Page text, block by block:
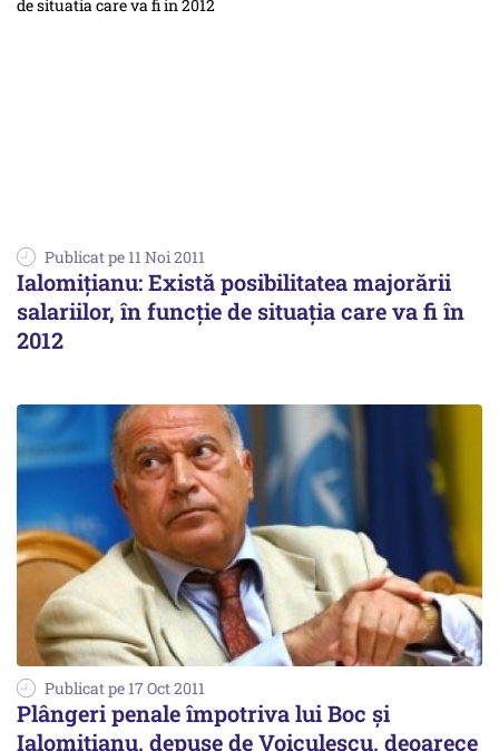
Publicat pe 11 Noi 2011
Ialomiţianu: Există posibilitatea majorării
salariilor, în funcţie de situaţia care va fi în
2012
Publicat pe 17 Oct 2011
Plângeri penale împotriva lui Boc şi
Ialomiţianu, depuse de Voiculescu, deoarece